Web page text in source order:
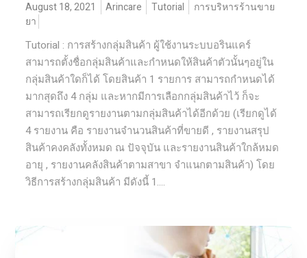
August 18, 2021 Arincare Tutorial
การบริหารร้านขาย
ยา
Tutorial : การสร้างกลุ่มสินค้า ผู้ใช้งานระบบอรินแคร์
สามารถตั้งชื่อกลุ่มสินค้าและกำหนดให้สินค้าตัวนั้นๆอยู่ใน
กลุ่มสินค้าใดก็ได้ โดยสินค้า 1 รายการ สามารถกำหนดได้
มากสุดถึง 4 กลุ่ม และหากมีการเลือกกลุ่มสินค้าไว้ ก็จะ
สามารถเรียกดูรายงานตามกลุ่มสินค้าได้อีกด้วย (เรียกดูได้
4 รายงาน คือ รายงานจำนวนสินค้าที่ขายดี , รายงานสรุป
สินค้าคงคลังทั้งหมด ณ ปัจจุบัน และรายงานสินค้าใกล้หมด
อายุ , รายงานคลังสินค้าตามสาขา จำแนกตามสินค้า) โดย
วิธีการสร้างกลุ่มสินค้า มีดังนี้ 1....